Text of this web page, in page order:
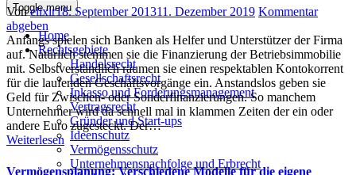
Toggle menu
Home
Rechtsgebiete
Handelsrecht
Gesellschaftsrecht
Inkasso und Forderungsmanagement
Vertragsrecht
Gründer und Start-ups
Ideenschutz
Vermögensschutz
Unternehmensnachfolge und Erbrecht
Author
VonelixirPosted
18. September 201311. Dezember 2019 Kommentar
abgeben
Anfangs spielen sich Banken als Helfer und Unterstützer der Firma
auf. Natürlich stemmen sie die Finanzierung der Betriebsimmobilie
mit. Selbstverständlich räumen sie einen respektablen Kontokorrent
für die laufenden Geschäftsvorgänge ein. Anstandslos geben sie
Geld für Zwischen- oder Sonderfinanzierungen. So manchem
Unternehmer wird da schnell mal in klammen Zeiten der ein oder
andere Euro zugesteckt. Der…
Weiterlesen
Vermögensplanung: Verschiedene Modelle für die eigene